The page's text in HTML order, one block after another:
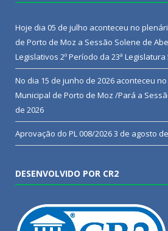
Hoje dia 05 de julho aconteceu no
de Porto de Moz a Sessão Solene de
Legislativos 2º Período da 23ª Legislatura
No dia 15 de junho de 2026 aconteceu
Municipal de Porto de Moz /Pará a
de 2026
Aprovação do PL 008/20263 de agosto
DESENVOLVIDO POR CR2